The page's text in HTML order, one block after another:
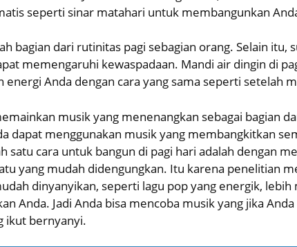
seperti sinar matahari untuk membangunkan
bagian dari rutinitas pagi sebagian orang. Selain itu,
memengaruhi kewaspadaan. Mandi air dingin di
energi Anda dengan cara yang sama seperti setelah
musik yang menenangkan sebagai bagian
dapat menggunakan musik yang membangkitkan
satu cara untuk bangun di pagi hari adalah dengan
yang mudah didengungkan. Itu karena penelitian
dinyanyikan, seperti lagu pop yang energik, lebih
Anda. Jadi Anda bisa mencoba musik yang jika
ikut bernyanyi.